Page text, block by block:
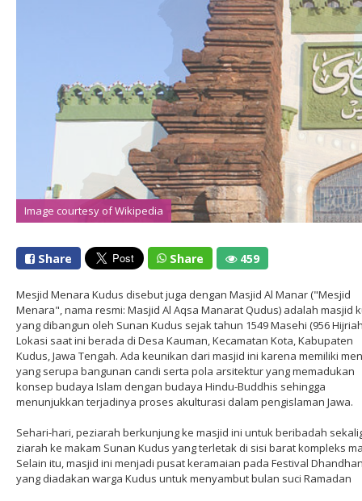
Image courtesy of Wikipedia
Image courtesy of Wikipedia
Share Share 459
Mesjid Menara Kudus disebut juga dengan Masjid Al Manar ("Mesjid
Menara", nama resmi: Masjid Al Aqsa Manarat Qudus) adalah masjid
yang dibangun oleh Sunan Kudus sejak tahun 1549 Masehi (956
Lokasi saat ini berada di Desa Kauman, Kecamatan Kota, Kabupaten
Kudus, Jawa Tengah. Ada keunikan dari masjid ini karena memiliki
yang serupa bangunan candi serta pola arsitektur yang memadukan
konsep budaya Islam dengan budaya Hindu-Buddhis sehingga
menunjukkan terjadinya proses akulturasi dalam pengislaman Jawa.
Sehari-hari, peziarah berkunjung ke masjid ini untuk beribadah
ziarah ke makam Sunan Kudus yang terletak di sisi barat kompleks
Selain itu, masjid ini menjadi pusat keramaian pada Festival
yang diadakan warga Kudus untuk menyambut bulan suci Ramadan